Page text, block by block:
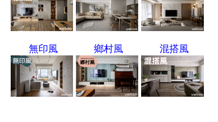
無印風 鄉村風 混搭風